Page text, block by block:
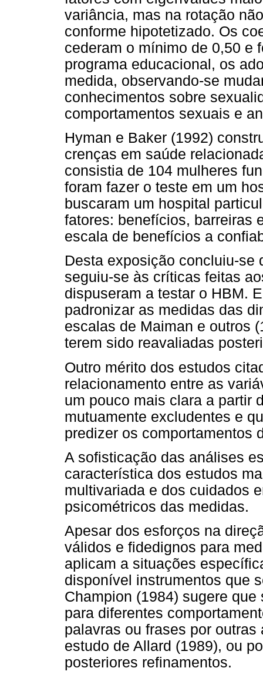
variância, mas na rotação
conforme hipotetizado. Os
cederam o mínimo de 0,50 e
programa educacional, os
medida, observando-se
conhecimentos sobre
comportamentos sexuais e
Hyman e Baker (1992)
crenças em saúde
consistia de 104 mulheres
foram fazer o teste em um
buscaram um hospital
fatores: benefícios, barreiras
escala de benefícios a
Desta exposição concluiu-se
seguiu-se às críticas feitas
dispuseram a testar o HBM.
padronizar as medidas das
escalas de Maiman e outros
terem sido reavaliadas
Outro mérito dos estudos
relacionamento entre as
um pouco mais clara a partir
mutuamente excludentes e
predizer os comportamentos
A sofisticação das análises
característica dos estudos
multivariada e dos cuidados
psicométricos das medidas.
Apesar dos esforços na
válidos e fidedignos para
aplicam a situações
disponível instrumentos que
Champion (1984) sugere
para diferentes
palavras ou frases por
estudo de Allard (1989), ou
posteriores refinamentos.